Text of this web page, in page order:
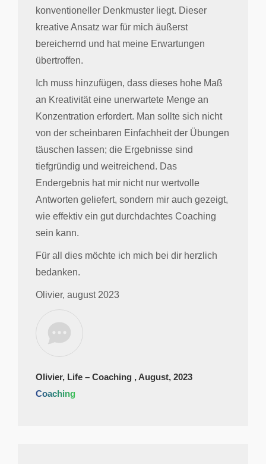
Olivier, Life – Coaching , August, 2023
Coaching
konventioneller Denkmuster liegt. Dieser
kreative Ansatz war für mich äußerst
bereichernd und hat meine Erwartungen
übertroffen.
Ich muss hinzufügen, dass dieses hohe Maß
an Kreativität eine unerwartete Menge an
Konzentration erfordert. Man sollte sich nicht
von der scheinbaren Einfachheit der Übungen
täuschen lassen; die Ergebnisse sind
tiefgründig und weitreichend. Das
Endergebnis hat mir nicht nur wertvolle
Antworten geliefert, sondern mir auch gezeigt,
wie effektiv ein gut durchdachtes Coaching
sein kann.
Für all dies möchte ich mich bei dir herzlich
bedanken.
Olivier, august 2023